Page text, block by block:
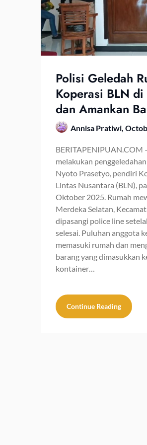
Polisi Geledah
Koperasi BLN
dan Amankan
Annisa Pratiwi,
BERITAPENIPUAN.COM
melakukan
Nyoto Prasetyo, pendiri
Lintas Nusantara (BLN),
Oktober 2025. Rumah
Merdeka Selatan,
dipasangi police line
selesai. Puluhan anggota
memasuki rumah dan
barang yang dimasukkan
kontainer…
Continue Reading